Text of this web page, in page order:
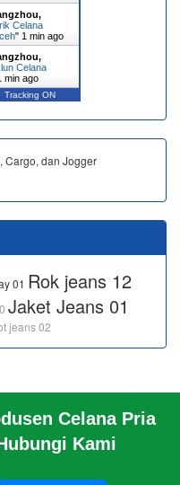
Celana Pria
Kami
Celana
" 1 min ago
Celana
min ago
Tracking ON
01 Rok jeans 12
Jaket Jeans 01
jeans 02